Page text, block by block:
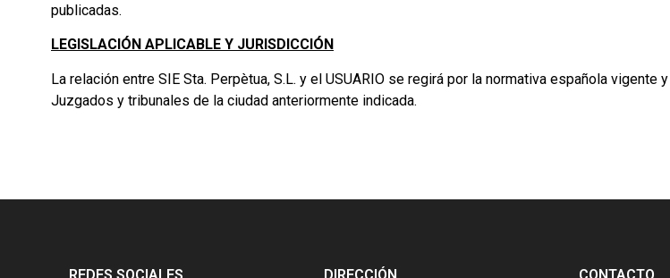
publicadas.
LEGISLACIÓN APLICABLE Y JURISDICCIÓN
La relación entre SIE Sta. Perpètua, S.L. y el USUARIO se regirá por la normativa española
Juzgados y tribunales de la ciudad anteriormente indicada.